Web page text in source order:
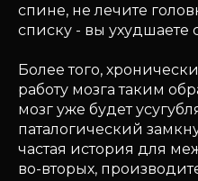
спине, не лечите
списку - вы ухудшаете
Более того,
работу мозга таким
мозг уже будет
паталогический
частая история для
во-вторых,